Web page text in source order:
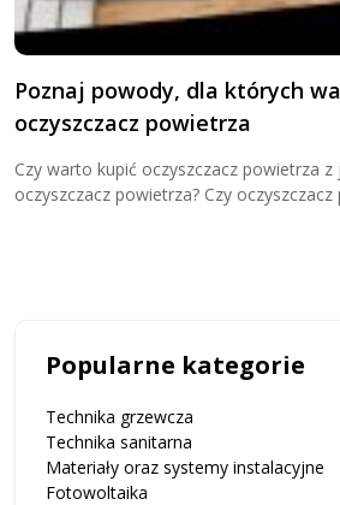
Poznaj powody, dla których
oczyszczacz powietrza
Czy warto kupić oczyszczacz powietrza z
oczyszczacz powietrza? Czy
Popularne kategorie
Technika grzewcza
Technika sanitarna
Materiały oraz systemy instalacyjne
Fotowoltaika